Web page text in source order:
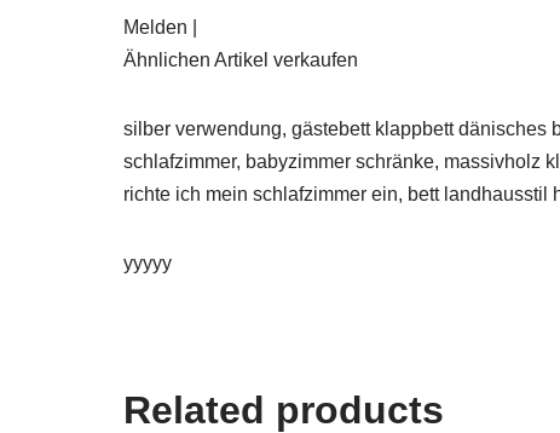
Melden |
Ähnlichen Artikel verkaufen
silber verwendung, gästebett klappbett dänisches
schlafzimmer, babyzimmer schränke, massivholz
richte ich mein schlafzimmer ein, bett landhausstil
yyyyy
Related products